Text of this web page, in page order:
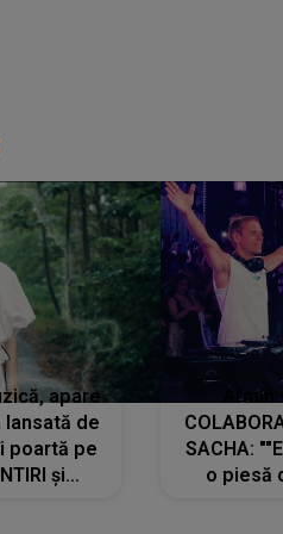
apare
lansată de
poartă pe
și
SACHA:
o piesă